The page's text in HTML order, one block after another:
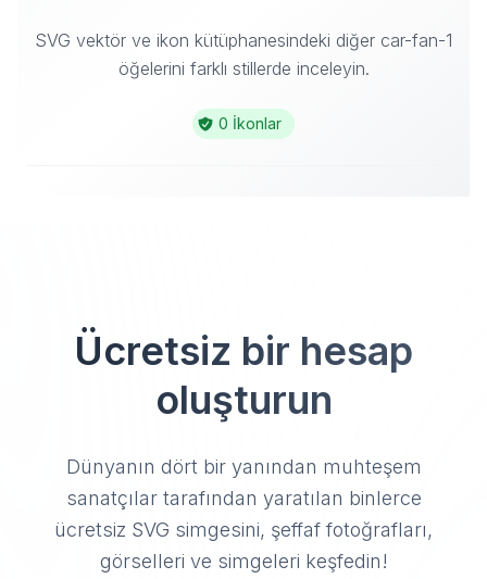
SVG vektör ve ikon kütüphanesindeki diğer car-fan-1
öğelerini farklı stillerde inceleyin.
0 İkonlar
Ücretsiz bir hesap
oluşturun
Dünyanın dört bir yanından muhteşem
sanatçılar tarafından yaratılan binlerce
ücretsiz SVG simgesini, şeffaf fotoğrafları,
görselleri ve simgeleri keşfedin!